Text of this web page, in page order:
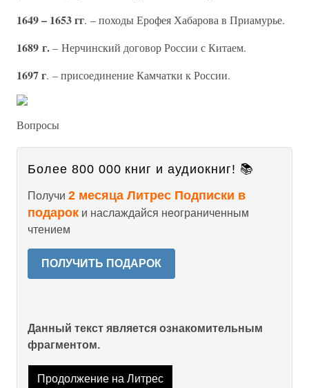
1649 – 1653 гг. – походы Ерофея Хабарова в Приамурье.
1689 г.– Нерчинский договор России с Китаем.
1697 г. – присоединение Камчатки к России.
Вопросы
Более 800 000 книг и аудиокниг! 📚
Получи 2 месяца Литрес Подписки в
подарок и наслаждайся неограниченным
чтением
ПОЛУЧИТЬ ПОДАРОК
Данный текст является ознакомительным
фрагментом.
Продолжение на Литрес